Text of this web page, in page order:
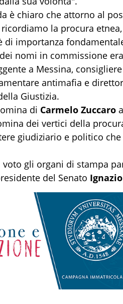
è chiaro che attorno al
la procura
di importanza
nomi in commissione
a Messina,
antimafia e
Giustizia.
di Carmelo Zuccaro
dei vertici della
giudiziario e politico
gli organi di stampa
del Senato